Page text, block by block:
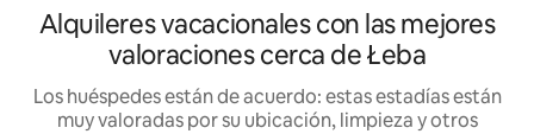
Alquileres vacacionales con las mejores
valoraciones cerca de Łeba
Los huéspedes están de acuerdo: estas estadías están
muy valoradas por su ubicación, limpieza y otros